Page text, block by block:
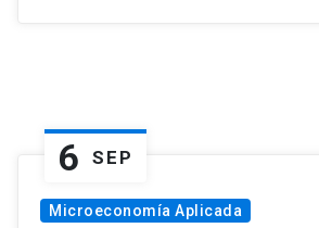
6 SEP
Microeconomía Aplicada